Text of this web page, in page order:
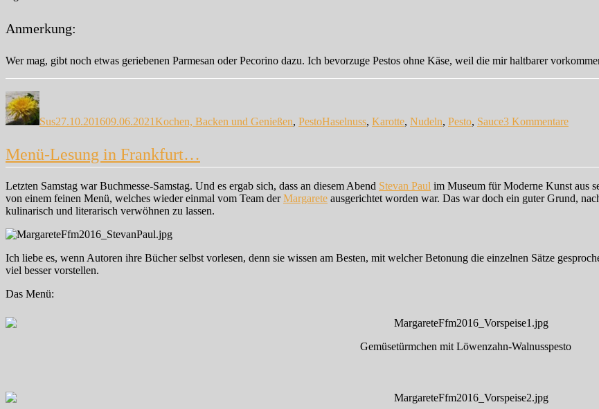
Anmerkung:
Wer mag, gibt noch etwas geriebenen Parmesan oder Pecorino dazu. Ich bevorzuge Pestos ohne Käse, weil die mir haltbarer
Autor
Sus27.10.201609.06.2021Kochen, Backen und Genießen, PestoHaselnuss, Karotte, Nudeln, Pesto, Sauce3 Kommentareaus
Menü-Lesung in Frankfurt…
Letzten Samstag war Buchmesse-Samstag. Und es ergab sich, dass an diesem Abend Stevan Paul im Museum für Moderne Kunst aus
von einem feinen Menü, welches wieder einmal vom Team derMargarete ausgerichtet worden war. Das war doch ein guter Grund,
kulinarisch und literarisch verwöhnen zu lassen.
Ich liebe es, wenn Autoren ihre Bücher selbst vorlesen, denn sie wissen am Besten, mit welcher Betonung die einzelnen Sätze
viel besser vorstellen.
Das Menü:
Gemüsetürmchen mit Löwenzahn-Walnusspesto